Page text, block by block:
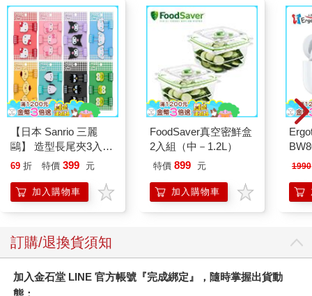
到野獸的數量就無法消受。我在一場慶祝皇帝即位十年的鋪張節
目中，看到六十隻野豬打在一起，還有許多其他的野獸被殺，其
中甚至有大象和鬣狗。鬣狗是印度種，這是羅馬人第一次看到鬣
狗。牠的外表像獅子和老虎的混種，不過和狗與狐狸也有幾分神
似，這些動物的特徵都奇妙地混雜在一隻動物身上。節目的亮點
是整個競技場做成船型。「船」的側邊突然裂開，數以百計的動
物從裡面湧出。熊、豹、獅、鴕鳥、野驢、野牛，和各式各樣的
家畜驚慌地跑來跑去，而獵人穩定地放箭射殺。殺戮的場面十分
壯觀。
提特斯皇帝很擅長這種壯觀的節目。一場節目裡，巨鳥和四
裡，殺了九千隻動物，連女人和武裝的侏儒都參與殺戮。他安排
的不是角鬥士之間的簡單搏鬥，而是百數名步兵之間的激戰，甚
讓人一飽眼福，還給人們實質的好處。他舉辦一場摸彩，讓隨從
把小木球丟進群眾之間。木球上刻著幸運得到球的人有什麼獎賞
――可能是一些食物或新衣、銀杯，甚至金杯，或馬匹、馱獸或
奴隸。當然了，搶球的競爭非常激烈，許多人被踐踏而死。
【日本 Sanrio 三麗
鷗】 造型長尾夾3入組
(8款可選) 凱蒂貓 Hello
企鵝
69 折 特價 399 元
加入購物車
FoodSaver真空密鮮盒
2入組（中－1.2L）
特價 899 元
加入購物車
1990
訂購/退換貨須知
加入金石堂 LINE 官方帳號『完成綁定』，隨時掌握出貨動